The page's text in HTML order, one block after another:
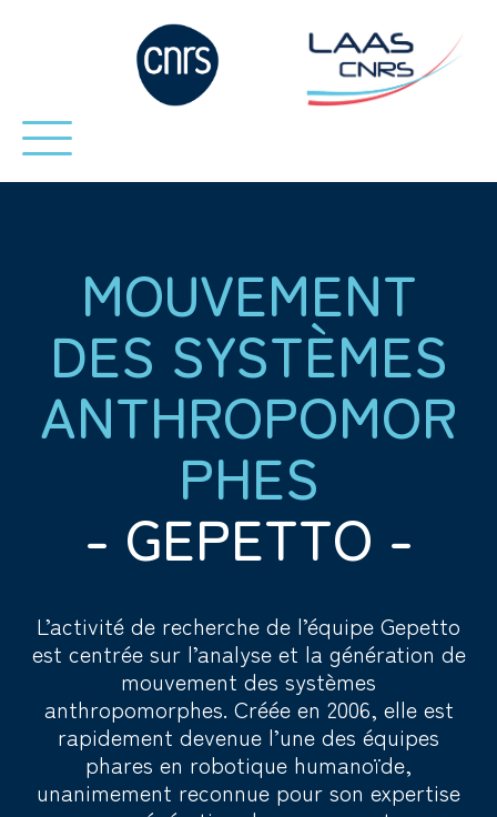
MOUVEMENT
DES SYSTÈMES
ANTHROPOMOR
PHES
- GEPETTO -
L’activité de recherche de l’équipe Gepetto
est centrée sur l’analyse et la génération de
mouvement des systèmes
anthropomorphes. Créée en 2006, elle est
rapidement devenue l’une des équipes
phares en robotique humanoïde,
unanimement reconnue pour son expertise